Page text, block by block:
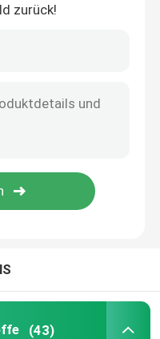
zurück!
(43)